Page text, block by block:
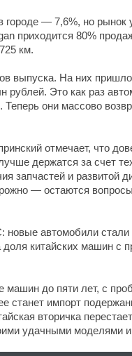
— 7,6%, но рынок
приходится 80%
км.
выпуска. На них
рублей. Это как раз
Теперь они массово
отмечает, что
держатся за счет
запчастей и развитой
— остаются
новые автомобили
китайских машин с
машин до пяти лет, с
станет импорт
вторичка
удачными моделями